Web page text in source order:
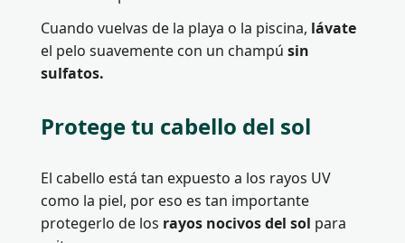
Cuando vuelvas de la playa o la piscina, lávate
el pelo suavemente con un champú sin
sulfatos.
Protege tu cabello del sol
El cabello está tan expuesto a los rayos UV
como la piel, por eso es tan importante
protegerlo de los rayos nocivos del sol para